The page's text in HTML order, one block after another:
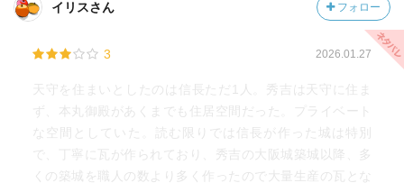
イリスさん フォロー
3 2026.01.27
天守を住まいとしたのは信長ただ1人。秀吉は天守に住ま
ず、本丸御殿があくまでも住居空間だった。プライベート
な空間としていた。読む限りでは信長が作った城は特別
で、丁寧に瓦が作られており、秀吉の大阪城築城以降、多
くの築城を職人の数より多く作ったので大量生産の瓦とな